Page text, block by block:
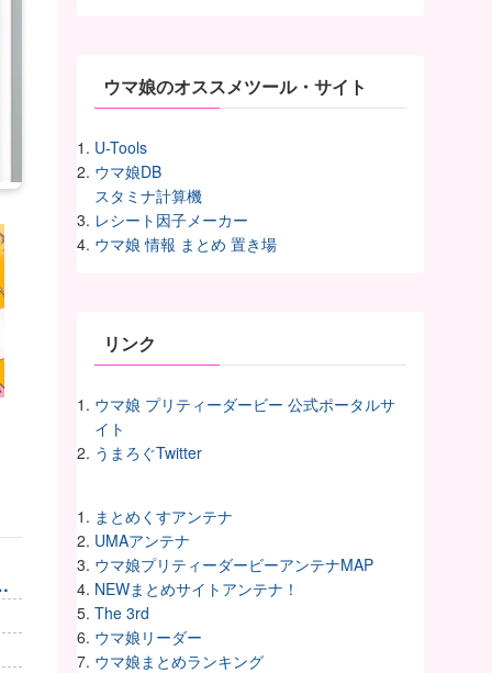
ウマ娘のオススメツール・サイト
U-Tools
ウマ娘DB
スタミナ計算機
レシート因子メーカー
ウマ娘 情報 まとめ 置き場
リンク
ウマ娘 プリティーダービー 公式ポータルサ
イト
うまろぐTwitter
まとめくすアンテナ
UMAアンテナ
ウマ娘プリティーダービーアンテナMAP
NEWまとめサイトアンテナ！
The 3rd
ウマ娘リーダー
ウマ娘まとめランキング